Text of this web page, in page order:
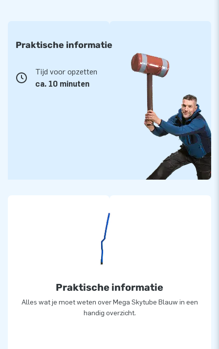
Praktische informatie
Tijd voor opzetten
ca. 10 minuten
Praktische informatie
Alles wat je moet weten over Mega Skytube Blauw in een
handig overzicht.